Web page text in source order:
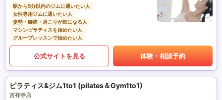
駅から5分以内のジムに通いたい人
女性専用ジムに通いたい人
姿勢・腰痛・肩こりが気になる人
マシンピラティスを始めたい人
グループレッスンで始めたい人
公式サイトを見る 体験・相談予約
ピラティス&ジム1to1 (pilates＆Gym1to1)
吉祥寺店